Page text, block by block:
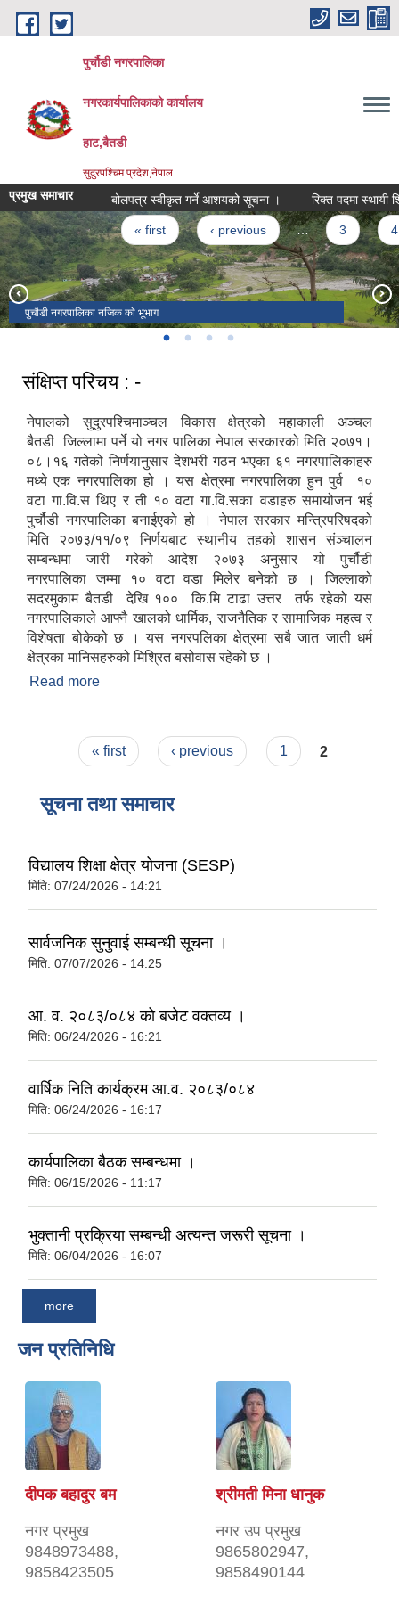
Skip to main content
पुर्चौडी नगरपालिका
नगरकार्यपालिकाकाे कार्यालय
हाट,बैतडी
सुदुरपश्चिम प्रदेश,नेपाल
प्रमुख समाचार बोलपत्र स्वीकृत गर्ने आशयको सूचना । रिक्त पदमा स्थायी
Pages
« first ‹ previous … 3 4
पुर्चौडी नगरपालिका नजिक को भूभाग
डिलाशैनी भगवती मन्दिर
संक्षिप्त परिचय : -
नेपालको सुदुरपश्चिमाञ्चल विकास क्षेत्रको महाकाली अञ्चल
बैतडी जिल्लामा पर्ने यो नगर पालिका नेपाल सरकारको मिति २०७१।
०८।१६ गतेको निर्णयानुसार देशभरी गठन भएका ६१ नगरपालिकाहरु
मध्ये एक नगरपालिका हो । यस क्षेत्रमा नगरपालिका हुन पुर्व १०
वटा गा.वि.स थिए र ती १० वटा गा.वि.सका वडाहरु समायोजन भई
पुर्चौडी नगरपालिका बनाईएको हो । नेपाल सरकार मन्त्रिपरिषदको
मिति २०७३/११/०९ निर्णयबाट स्थानीय तहको शासन संञ्चालन
सम्बन्धमा जारी गरेको आदेश २०७३ अनुसार यो पुर्चौडी
नगरपालिका जम्मा १० वटा वडा मिलेर बनेको छ । जिल्लाको
सदरमुकाम बैतडी देखि १०० कि.मि टाढा उत्तर तर्फ रहेको यस
नगरपालिकाले आफ्नै खालको धार्मिक, राजनैतिक र सामाजिक महत्व र
विशेषता बोकेको छ । यस नगरपलिका क्षेत्रमा सबै जात जाती धर्म
क्षेत्रका मानिसहरुको मिश्रित बसोवास रहेको छ ।
Read more
Pages« first ‹ previous 1 2
सूचना तथा समाचार
विद्यालय शिक्षा क्षेत्र योजना (SESP)
मिति: 07/24/2026 - 14:21
सार्वजनिक सुनुवाई सम्बन्धी सूचना ।
मिति: 07/07/2026 - 14:25
आ. व. २०८३/०८४ को बजेट वक्तव्य ।
मिति: 06/24/2026 - 16:21
वार्षिक निति कार्यक्रम आ.व. २०८३/०८४
मिति: 06/24/2026 - 16:17
कार्यपालिका बैठक सम्बन्धमा ।
मिति: 06/15/2026 - 11:17
भुक्तानी प्रक्रिया सम्बन्धी अत्यन्त जरूरी सूचना ।
मिति: 06/04/2026 - 16:07
more
जन प्रतिनिधि
दीपक बहादुर बम
नगर प्रमुख
9848973488,
9858423505
श्रीमती मिना धानुक
नगर उप प्रमुख
9865802947,
9858490144